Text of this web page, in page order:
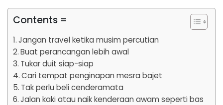
Contents =
Jangan travel ketika musim percutian
Buat perancangan lebih awal
Tukar duit siap-siap
Cari tempat penginapan mesra bajet
Tak perlu beli cenderamata
Jalan kaki atau naik kenderaan awam seperti bas